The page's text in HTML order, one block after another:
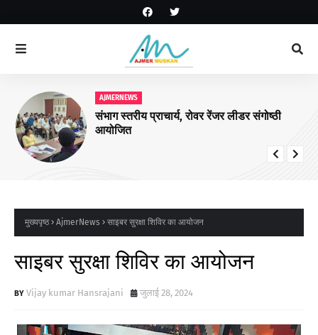
AJMERNEWS
संभाग स्तरीय प्राचार्य, रोवर रेंजर लीडर संगोष्ठी
आयोजित
मुख्यपृष्ठ AjmerNews साइबर सुरक्षा शिविर का आयोजन
साइबर सुरक्षा शिविर का आयोजन
Vijay kumar Hansrajani जुलाई 28, 2024